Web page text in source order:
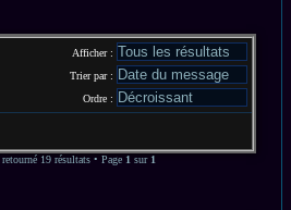
Afficher :
Trier par :
Ordre :
retourné 19 résultats • Page 1 sur 1